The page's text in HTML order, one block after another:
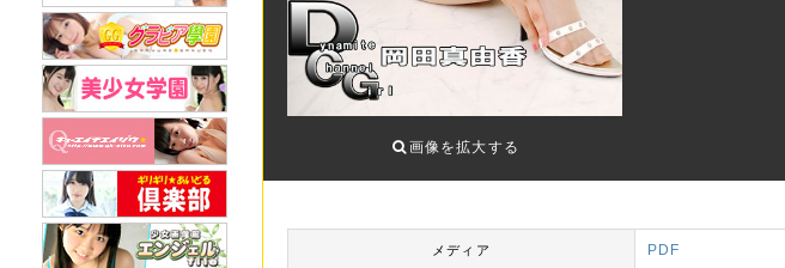
画像を拡大する
メディア PDF